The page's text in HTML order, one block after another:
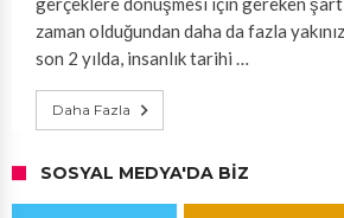
zaman olduğundan daha da fazla
son 2 yılda, insanlık tarihi …
Daha Fazla
SOSYAL MEDYA'DA BIZ